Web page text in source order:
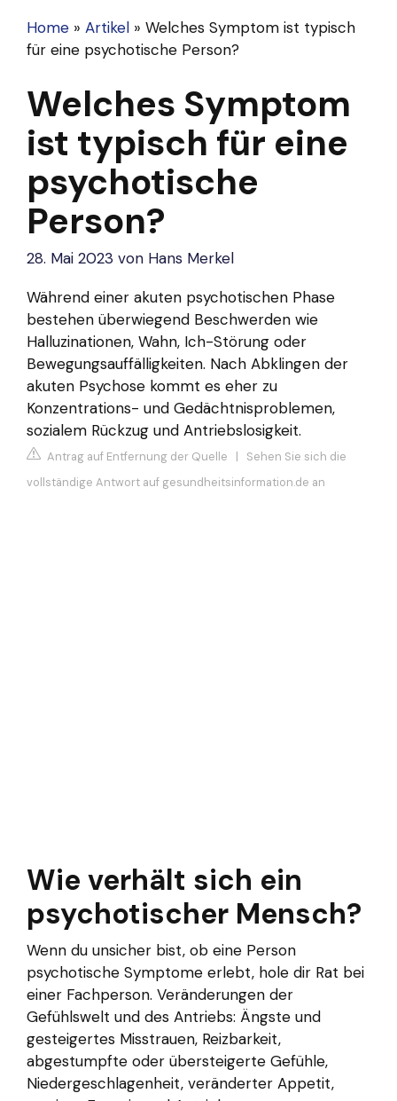
Home » Artikel » Welches Symptom ist typisch
für eine psychotische Person?
Welches Symptom
ist typisch für eine
psychotische
Person?
28. Mai 2023 von Hans Merkel
Während einer akuten psychotischen Phase
bestehen überwiegend Beschwerden wie
Halluzinationen, Wahn, Ich-Störung oder
Bewegungsauffälligkeiten. Nach Abklingen der
akuten Psychose kommt es eher zu
Konzentrations- und Gedächtnisproblemen,
sozialem Rückzug und Antriebslosigkeit.
Antrag auf Entfernung der Quelle | Sehen Sie sich die
vollständige Antwort auf gesundheitsinformation.de an
Wie verhält sich ein
psychotischer Mensch?
Wenn du unsicher bist, ob eine Person
psychotische Symptome erlebt, hole dir Rat bei
einer Fachperson. Veränderungen der
Gefühlswelt und des Antriebs: Ängste und
gesteigertes Misstrauen, Reizbarkeit,
abgestumpfte oder übersteigerte Gefühle,
Niedergeschlagenheit, veränderter Appetit,